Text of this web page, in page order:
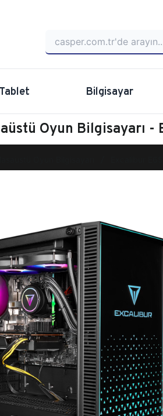
Tablet Bilgisayar
Oyun Bilgisayarı